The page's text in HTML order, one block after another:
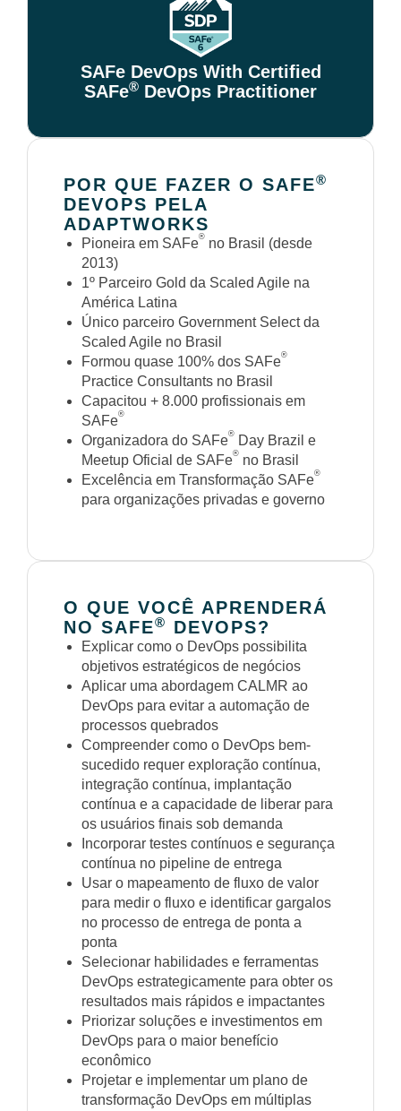
SAFe DevOps With Certified
SAFe® DevOps Practitioner
POR QUE FAZER O SAFE®
DEVOPS PELA
ADAPTWORKS
Pioneira em SAFe® no Brasil (desde
2013)
1º Parceiro Gold da Scaled Agile na
América Latina
Único parceiro Government Select da
Scaled Agile no Brasil
Formou quase 100% dos SAFe®
Practice Consultants no Brasil
Capacitou + 8.000 profissionais em
SAFe®
Organizadora do SAFe® Day Brazil e
Meetup Oficial de SAFe® no Brasil
Excelência em Transformação SAFe®
para organizações privadas e governo
O QUE VOCÊ APRENDERÁ
NO SAFE® DEVOPS?
Explicar como o DevOps possibilita
objetivos estratégicos de negócios
Aplicar uma abordagem CALMR ao
DevOps para evitar a automação de
processos quebrados
Compreender como o DevOps bem-
sucedido requer exploração contínua,
integração contínua, implantação
contínua e a capacidade de liberar para
os usuários finais sob demanda
Incorporar testes contínuos e segurança
contínua no pipeline de entrega
Usar o mapeamento de fluxo de valor
para medir o fluxo e identificar gargalos
no processo de entrega de ponta a
ponta
Selecionar habilidades e ferramentas
DevOps estrategicamente para obter os
resultados mais rápidos e impactantes
Priorizar soluções e investimentos em
DevOps para o maior benefício
econômico
Projetar e implementar um plano de
transformação DevOps em múltiplas